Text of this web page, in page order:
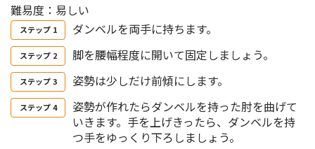
難易度：易しい
ダンベルを両手に持ちます。
脚を腰幅程度に開いて固定しましょう。
姿勢は少しだけ前傾にします。
姿勢が作れたらダンベルを持った肘を曲げて
いきます。手を上げきったら、ダンベルを持
つ手をゆっくり下ろしましょう。